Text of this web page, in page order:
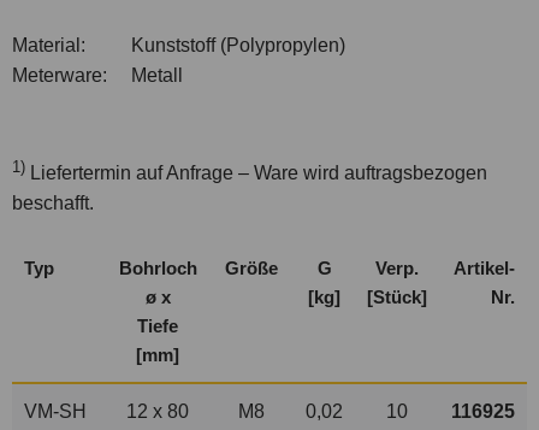
Material:
Kunststoff (Polypropylen)
Meterware:
Metall
1) Liefertermin auf Anfrage – Ware wird auftragsbezogen
beschafft.
Typ
Bohrloch
ø x
Tiefe
[mm]
Größe
G
[kg]
Verp.
[Stück]
Artikel-
Nr.
VM-SH
12 x 80 M8 0,02 10 116925